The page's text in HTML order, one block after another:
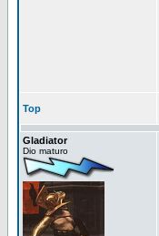
Top
Gladiator
Dio maturo